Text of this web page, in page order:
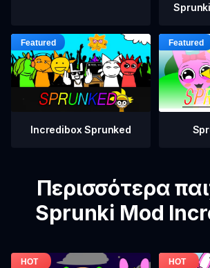
Incredibox Sprunked
Περισσότερα
Sprunki Mod